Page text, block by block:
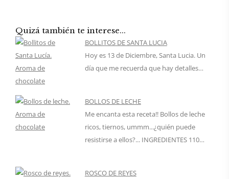
Quizá también te interese...
BOLLITOS DE SANTA LUCIA
Hoy es 13 de Diciembre, Santa Lucia. Un
día que me recuerda que hay detalles…
BOLLOS DE LECHE
Me encanta esta receta!! Bollos de leche
ricos, tiernos, ummm...¿quién puede
resistirse a ellos?... INGREDIENTES 110…
ROSCO DE REYES